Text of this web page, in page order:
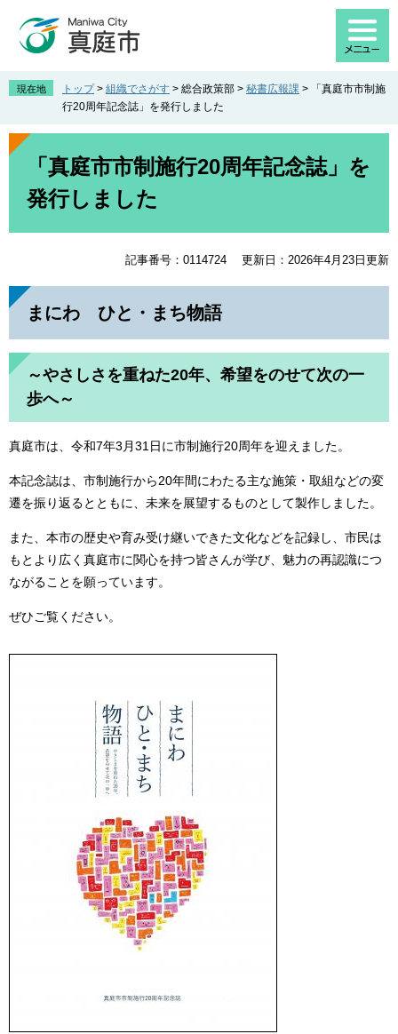
先
。
を
て
現在地 トップ > 組織でさがす > 総合政策部 > 秘書広報課 >
「真庭市市制施
行20周年記念誌」を発行しました
本
「真庭市市制施行20周年記念誌」を
発行しました
記事番号：0114724 更新日：2026年4月23日更新
まにわ ひと・まち物語
～やさしさを重ねた20年、希望をのせて次の一
歩へ～
真庭市は、令和7年3月31日に市制施行20周年を迎えました。
本記念誌は、市制施行から20年間にわたる主な施策・取組などの変
遷を振り返るとともに、未来を展望するものとして製作しました。
また、本市の歴史や育み受け継いできた文化などを記録し、市民は
もとより広く真庭市に関心を持つ皆さんが学び、魅力の再認識につ
ながることを願っています。
ぜひご覧ください。